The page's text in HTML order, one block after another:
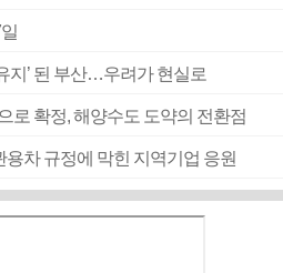
지’ 된 부산…우려가 현실로
로 확정, 해양수도 도약의 전환점
차 규정에 막힌 지역기업 응원